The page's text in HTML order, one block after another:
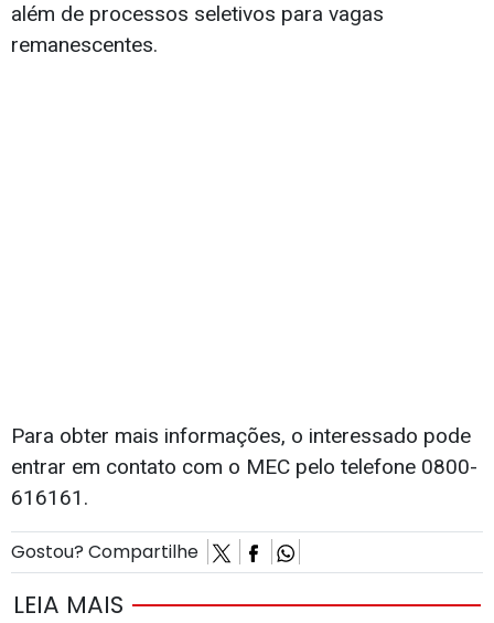
além de processos seletivos para vagas
remanescentes.
Para obter mais informações, o interessado pode
entrar em contato com o MEC pelo telefone 0800-
616161.
Gostou? Compartilhe
LEIA MAIS